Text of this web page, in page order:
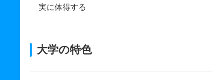
実に体得する
大学の特色